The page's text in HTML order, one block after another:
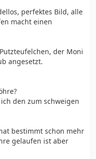
perfektes Bild, alle
macht einen
der Moni
angesetzt.
den zum schweigen
bestimmt schon mehr
gelaufen ist aber